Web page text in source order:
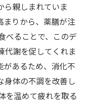
ら親しまれていま
まりから、薬膳が注
べることで、このデ
代謝を促してくれま
があるため、消化不
身体の不調を改善し
を温めて疲れを取る